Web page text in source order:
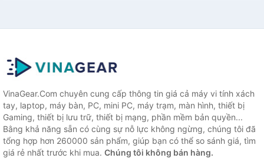
VinaGear.Com chuyên cung cấp thông tin giá cả máy vi tính xách
tay, laptop, máy bàn, PC, mini PC, máy trạm, màn hình, thiết bị
Gaming, thiết bị lưu trữ, thiết bị mạng, phần mềm bản quyền...
Bằng khả năng sẵn có cùng sự nỗ lực không ngừng, chúng tôi đã
tổng hợp hơn 260000 sản phẩm, giúp bạn có thể so sánh giá, tìm
giá rẻ nhất trước khi mua. Chúng tôi không bán hàng.